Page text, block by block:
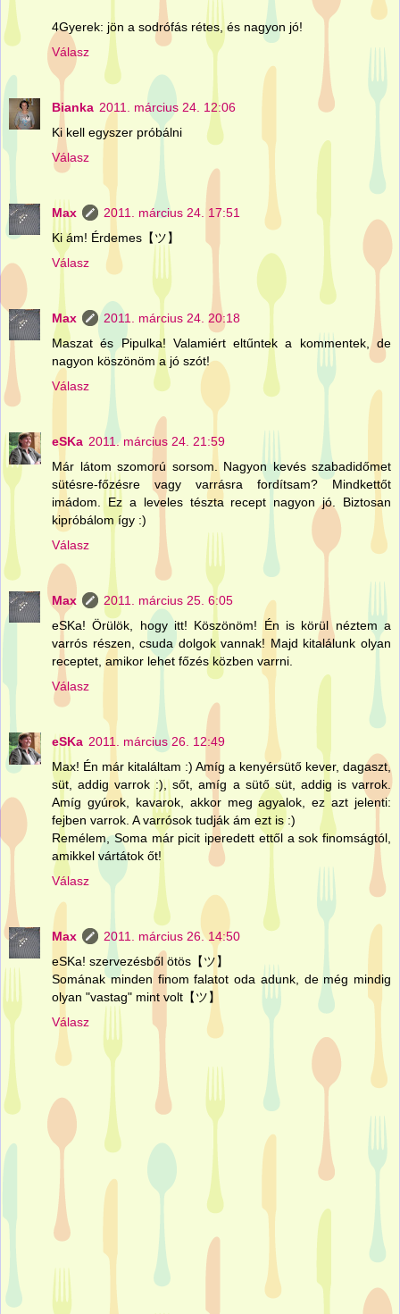
4Gyerek: jön a sodrófás rétes, és nagyon jó!
Válasz
Bianka 2011. március 24. 12:06
Ki kell egyszer próbálni
Válasz
Max
2011. március 24. 17:51
Ki ám! Érdemes【ツ】
Válasz
Max
2011. március 24. 20:18
Maszat és Pipulka! Valamiért eltűntek a kommentek, de
nagyon köszönöm a jó szót!
Válasz
eSKa 2011. március 24. 21:59
Már látom szomorú sorsom. Nagyon kevés szabadidőmet
sütésre-főzésre vagy varrásra fordítsam? Mindkettőt
imádom. Ez a leveles tészta recept nagyon jó. Biztosan
kipróbálom így :)
Válasz
Max
2011. március 25. 6:05
eSKa! Örülök, hogy itt! Köszönöm! Én is körül néztem a
varrós részen, csuda dolgok vannak! Majd kitalálunk olyan
receptet, amikor lehet főzés közben varrni.
Válasz
eSKa 2011. március 26. 12:49
Max! Én már kitaláltam :) Amíg a kenyérsütő kever, dagaszt,
süt, addig varrok :), sőt, amíg a sütő süt, addig is varrok.
Amíg gyúrok, kavarok, akkor meg agyalok, ez azt jelenti:
fejben varrok. A varrósok tudják ám ezt is :)
Remélem, Soma már picit iperedett ettől a sok finomságtól,
amikkel vártátok őt!
Válasz
Max
2011. március 26. 14:50
eSKa! szervezésből ötös【ツ】
Somának minden finom falatot oda adunk, de még mindig
olyan "vastag" mint volt【ツ】
Válasz